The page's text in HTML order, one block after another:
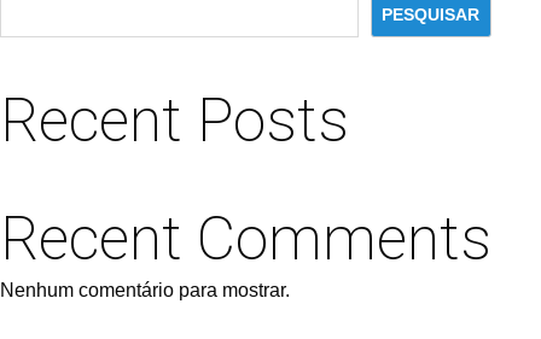
PESQUISAR
Recent Posts
Recent Comments
Nenhum comentário para mostrar.